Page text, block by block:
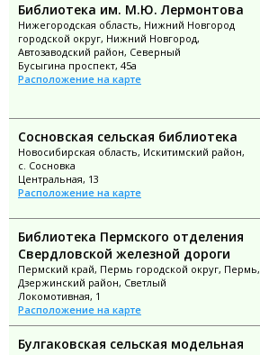
Библиотека им. М.Ю. Лермонтова
Нижегородская область, Нижний Новгород
городской округ, Нижний Новгород,
Автозаводский район, Северный
Бусыгина проспект, 45а
Расположение на карте
Сосновская сельская библиотека
Новосибирская область, Искитимский район,
с. Сосновка
Центральная, 13
Расположение на карте
Библиотека Пермского отделения
Свердловской железной дороги
Пермский край, Пермь городской округ, Пермь,
Дзержинский район, Светлый
Локомотивная, 1
Расположение на карте
Булгаковская сельская модельная